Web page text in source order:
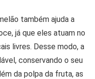
também ajuda a
já que eles atuam no
livres. Desse modo, a
conservando o seu
da polpa da fruta, as